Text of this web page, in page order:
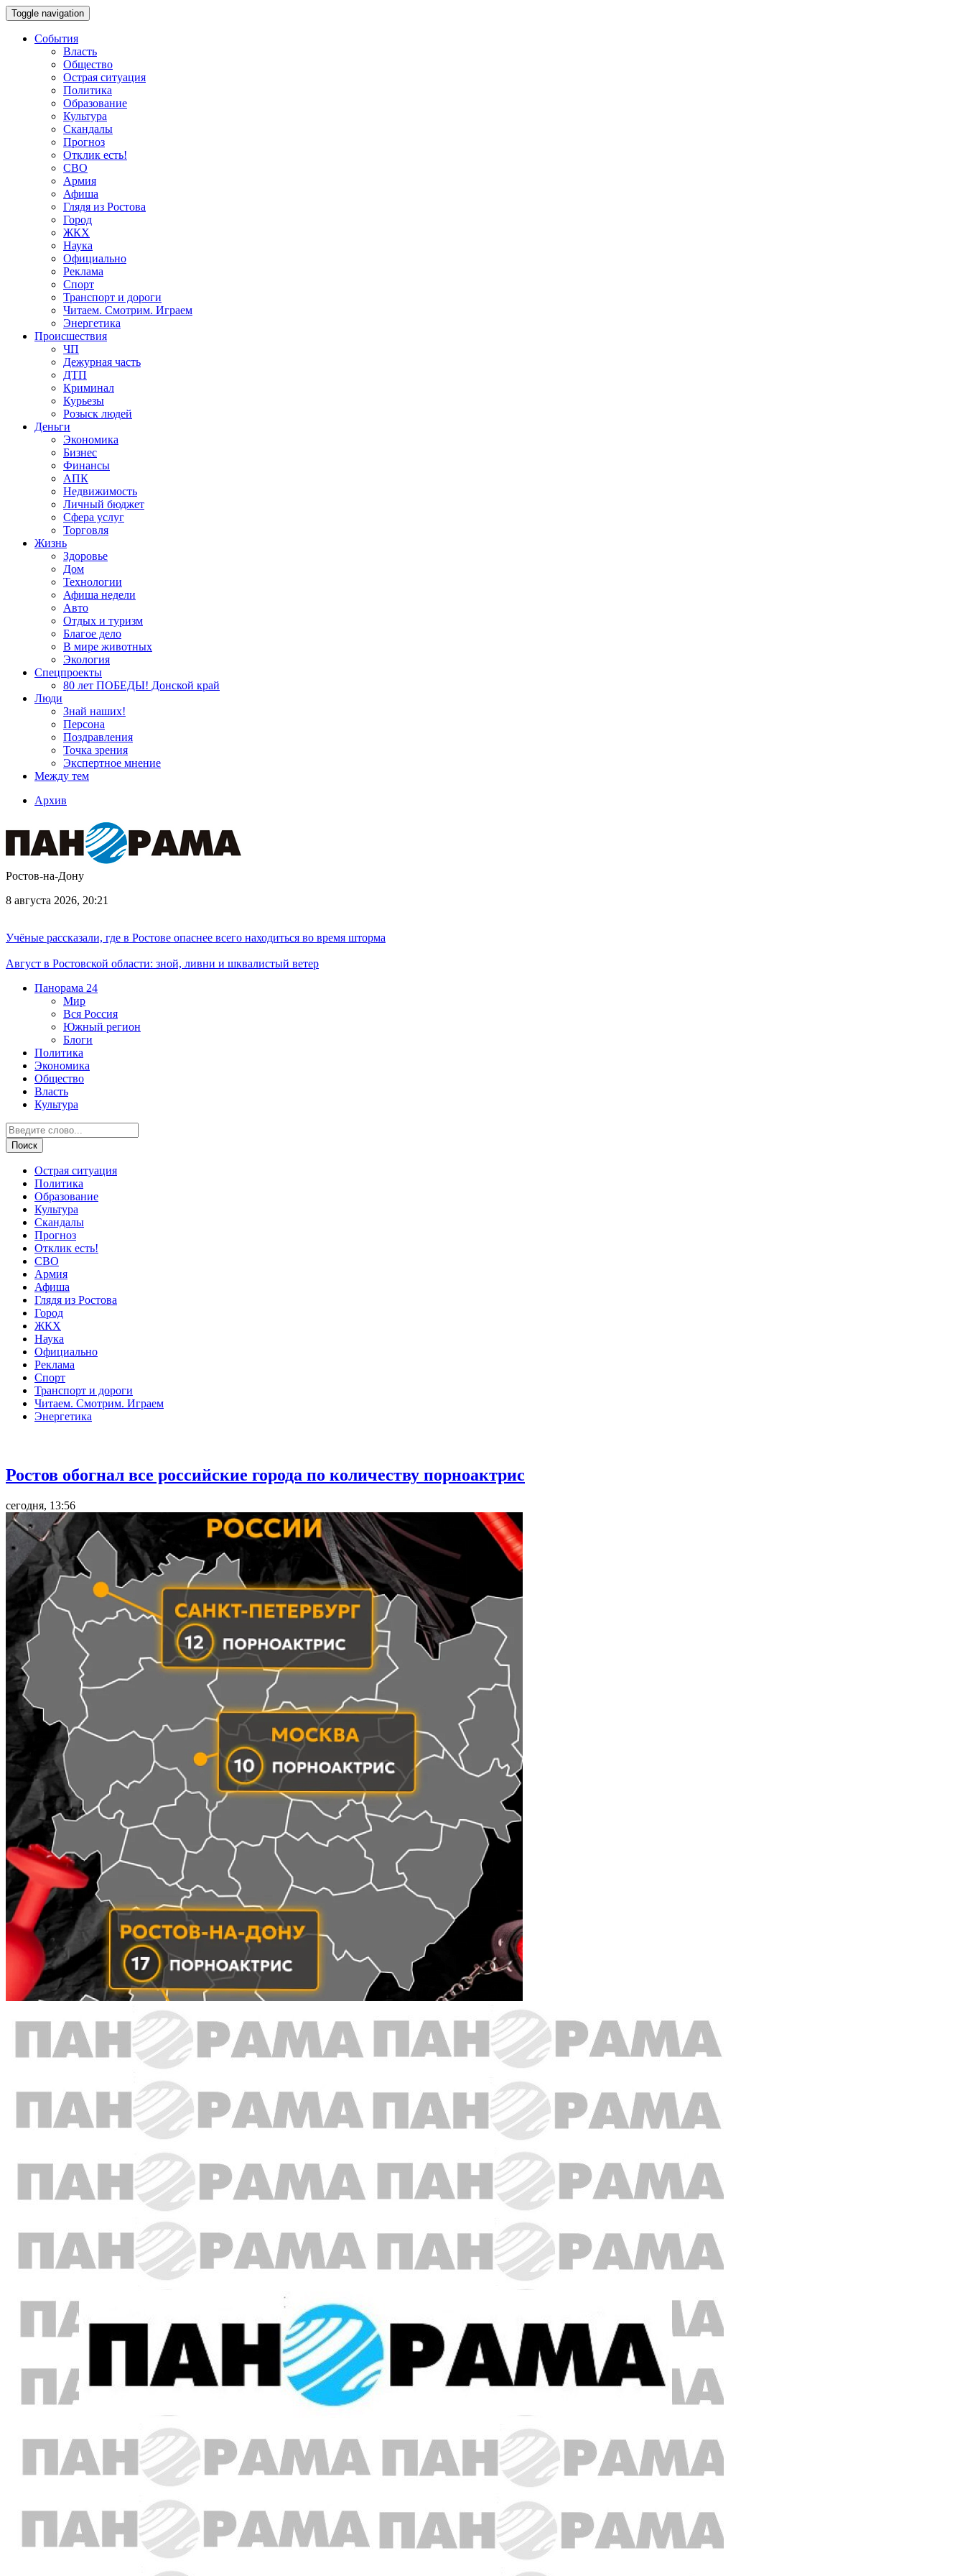
Toggle navigation
События
Власть
Общество
Острая ситуация
Политика
Образование
Культура
Скандалы
Прогноз
Отклик есть!
СВО
Армия
Афиша
Глядя из Ростова
Город
ЖКХ
Наука
Официально
Реклама
Спорт
Транспорт и дороги
Читаем. Смотрим. Играем
Энергетика
Происшествия
ЧП
Дежурная часть
ДТП
Криминал
Курьезы
Розыск людей
Деньги
Экономика
Бизнес
Финансы
АПК
Недвижимость
Личный бюджет
Сфера услуг
Торговля
Жизнь
Здоровье
Дом
Технологии
Афиша недели
Авто
Отдых и туризм
Благое дело
В мире животных
Экология
Спецпроекты
80 лет ПОБЕДЫ! Донской край
Люди
Знай наших!
Персона
Поздравления
Точка зрения
Экспертное мнение
Между тем
Архив
Ростов-на-Дону
8 августа 2026, 20:21
Учёные рассказали, где в Ростове опаснее всего находиться во время шторма
Август в Ростовской области: зной, ливни и шквалистый ветер
Панорама 24
Мир
Вся Россия
Южный регион
Блоги
Политика
Экономика
Общество
Власть
Культура
Острая ситуация
Политика
Образование
Культура
Скандалы
Прогноз
Отклик есть!
СВО
Армия
Афиша
Глядя из Ростова
Город
ЖКХ
Наука
Официально
Реклама
Спорт
Транспорт и дороги
Читаем. Смотрим. Играем
Энергетика
Ростов обогнал все российские города по количеству порноактрис
сегодня, 13:56